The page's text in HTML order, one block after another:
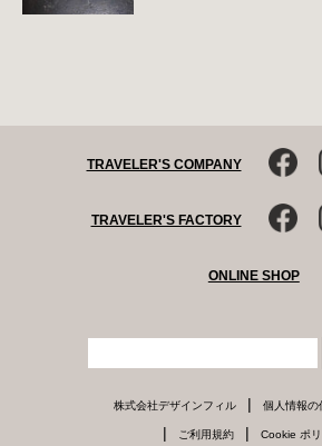
TRAVELER'S COMPANY
TRAVELER'S FACTORY
ONLINE SHOP
株式会社デザインフィル | 個人情報の
| ご利用規約 | Cookie ポ